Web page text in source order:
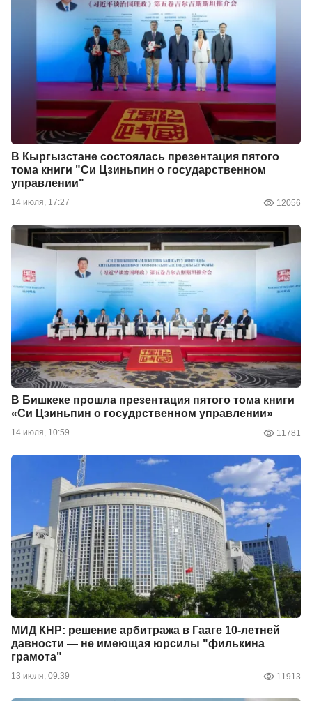
В Кыргызстане состоялась презентация пятого
тома книги "Си Цзиньпин о государственном
управлении"
14 июля, 17:27 12056
В Бишкеке прошла презентация пятого тома книги
«Си Цзиньпин о госудрственном управлении»
14 июля, 10:59 11781
МИД КНР: решение арбитража в Гааге 10-летней
давности — не имеющая юрсилы "филькина
грамота"
13 июля, 09:39 11913